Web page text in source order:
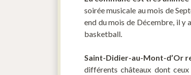
soirée musicale au mois de
end du mois de Décembre, il y
basketball.
Saint-Didier-au-Mont-d’Or
différents châteaux dont